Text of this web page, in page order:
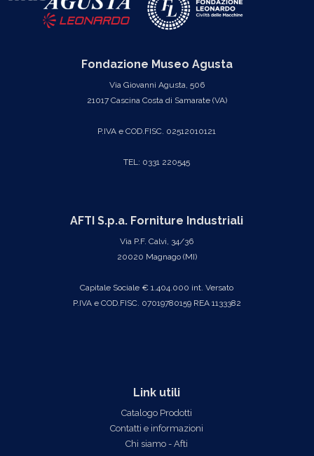
Fondazione Museo Agusta
Via Giovanni Agusta, 506
21017 Cascina Costa di Samarate (VA)
P.IVA e COD.FISC. 02512010121
TEL: 0331 220545
AFTI S.p.a. Forniture Industriali
Via P.F. Calvi, 34/36
20020 Magnago (MI)
Capitale Sociale € 1.404.000 int. Versato
P.IVA e COD.FISC. 07019780159 REA 1133382
Link utili
Catalogo Prodotti
Contatti e informazioni
Chi siamo - Afti